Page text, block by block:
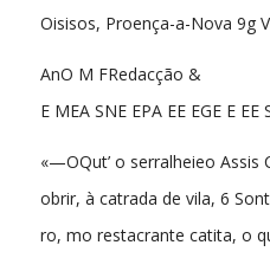
Oisisos, Proença-a-Nova 9g
AnO M FRedacção &
E MEA SNE EPA EE EGE E EE
«—OQut’ o serralheieo Assis
obrir, à catrada de vila, 6
ro, mo restacrante catita, o